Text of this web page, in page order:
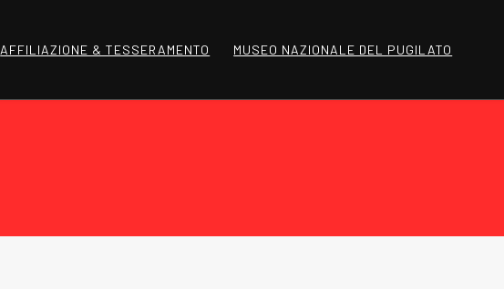
AFFILIAZIONE & TESSERAMENTO MUSEO NAZIONALE DEL PUGILATO